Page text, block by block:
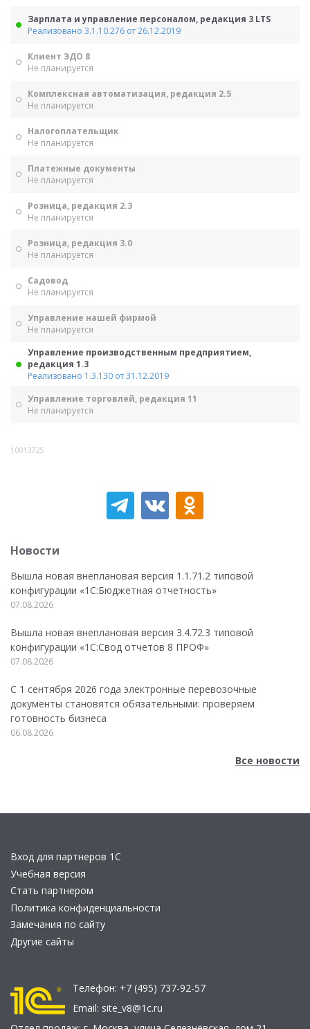
Зарплата и управление персоналом, редакция 3 LTS
Реализовано 3.1.10.276 от 26.12.2019
Клиент ЭДО 8
Не планируется
Комплексная автоматизация, редакция 2.5
Не планируется
Налогоплательщик
Не планируется
Платежные документы
Не планируется
Розница, редакция 2.3
Не планируется
Розница, редакция 3.0
Не планируется
Садовод
Не планируется
Управление нашей фирмой
Не планируется
Управление производственным предприятием,
редакция 1.3
Реализовано 1.3.130 от 31.12.2019
Управление торговлей, редакция 11
Не планируется
10013725
Новости
Вышла новая внеплановая версия 1.1.71.2 типовой
конфигурации «1C:Бюджетная отчетность»
07.08.2026
Вышла новая внеплановая версия 3.4.72.3 типовой
конфигурации «1C:Свод отчетов 8 ПРОФ»
07.08.2026
С 1 сентября 2026 года электронные перевозочные
документы становятся обязательными: проверяем
готовность бизнеса
06.08.2026
Все новости
Вход для партнеров 1С
Учебная версия
Стать партнером
Политика конфиденциальности
Замечания по сайту
Другие сайты
Телефон: +7 (495) 737-92-57
Email: site_v8@1c.ru